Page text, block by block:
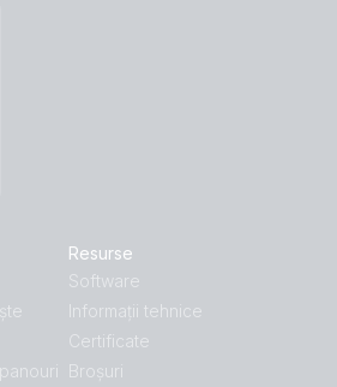
Resurse
Software
Informații tehnice
Certificate
Broșuri